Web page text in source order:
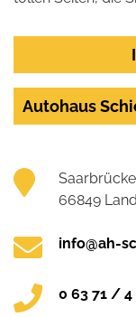
Autohaus
66849
info@ah-
0 63 71 / 4